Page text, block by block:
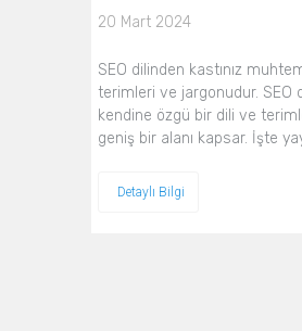
20 Mart 2024
SEO dilinden kastınız
terimleri ve jargonudur. SEO
kendine özgü bir dili ve
geniş bir alanı kapsar. İşte
Detaylı Bilgi